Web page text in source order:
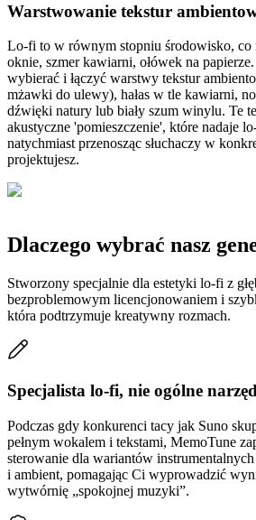
Warstwowanie tekstur
Lo-fi to w równym stopniu środowisko,
oknie, szmer kawiarni, ołówek na
wybierać i łączyć warstwy tekstur
mżawki do ulewy), hałas w tle kawiarni,
dźwięki natury lub biały szum winylu. Te
akustyczne 'pomieszczenie', które nadaje
natychmiast przenosząc słuchaczy w
projektujesz.
Dlaczego wybrać nasz
Stworzony specjalnie dla estetyki lo-fi z
bezproblemowym licencjonowaniem i
która podtrzymuje kreatywny rozmach.
Specjalista lo-fi, nie ogólne
Podczas gdy konkurenci tacy jak Suno
pełnym wokalem i tekstami, MemoTune
sterowanie dla wariantów
i ambient, pomagając Ci wyprowadzić
wytwórnię „spokojnej muzyki”.